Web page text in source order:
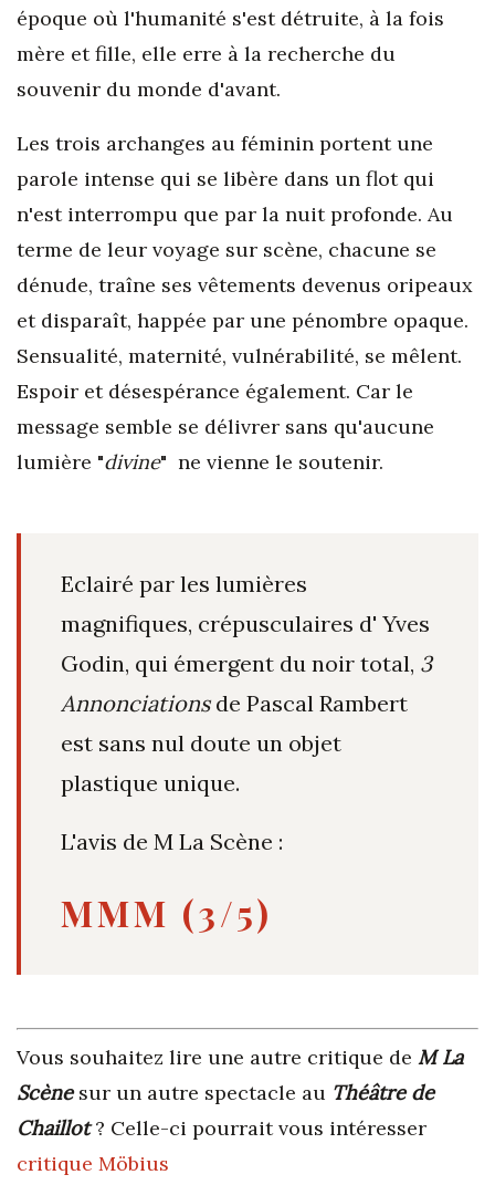
époque où l'humanité s'est détruite, à la fois
mère et fille, elle erre à la recherche du
souvenir du monde d'avant.
Les trois archanges au féminin portent une
parole intense qui se libère dans un flot qui
n'est interrompu que par la nuit profonde. Au
terme de leur voyage sur scène, chacune se
dénude, traîne ses vêtements devenus oripeaux
et disparaît, happée par une pénombre opaque.
Sensualité, maternité, vulnérabilité, se mêlent.
Espoir et désespérance également. Car le
message semble se délivrer sans qu'aucune
lumière "divine" ne vienne le soutenir.
Eclairé par les lumières
magnifiques, crépusculaires d' Yves
Godin, qui émergent du noir total, 3
Annonciationsde Pascal Rambert
est sans nul doute un objet
plastique unique.
L'avis de M La Scène :
MMM (3/5)
Vous souhaitez lire une autre critique de M La
Scènesur un autre spectacle au Théâtre de
Chaillot? Celle-ci pourrait vous intéresser
critique Möbius